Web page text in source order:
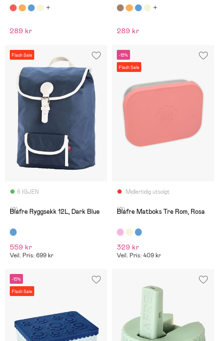
289 kr 289 kr
Flash Sale
6 IGJEN
(0)
Blafre Ryggsekk 12L, Dark Blue
559 kr
Veil. Pris: 699 kr
-18%
Flash Sale
Midlertidig utsolgt
(0)
Blafre Matboks Tre Rom, Rosa
329 kr
Veil. Pris: 409 kr
-15%
Flash Sale